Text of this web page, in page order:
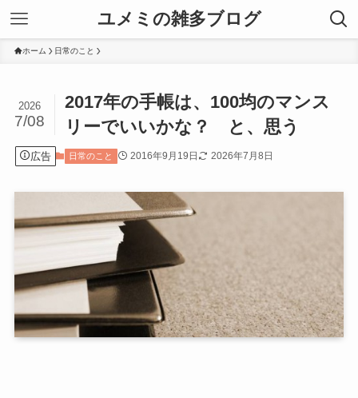
ユメミの雑多ブログ
ホーム 日常のこと
2017年の手帳は、100均のマンス
リーでいいかな？ と、思う
2026
7/08
広告 日常のこと 2016年9月19日 2026年7月8日